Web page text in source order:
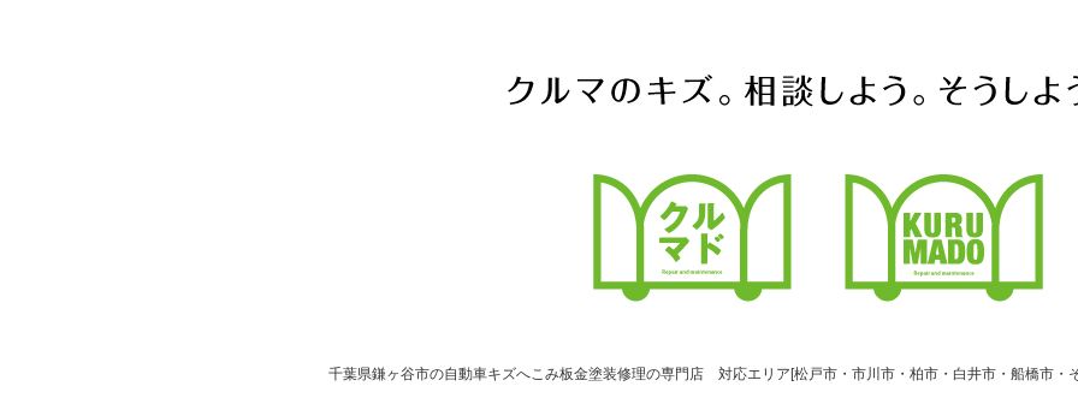
千葉県鎌ヶ谷市の自動車キズへこみ板金塗装修理の専門店 対応エリア[松戸市・市川市・柏市・白井市・船橋市・